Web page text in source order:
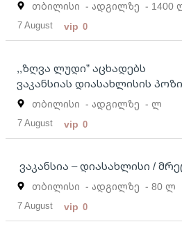
თბილისი - ადგილზე - 1400
7 August vip 0
,,ზღვა ლუდი” აცხადებს
ვაკანსიას დიასახლისის
თბილისი - ადგილზე - ლ
7 August vip 0
ვაკანსია – დიასახლისი /
თბილისი - ადგილზე - 80 ლ
7 August vip 0